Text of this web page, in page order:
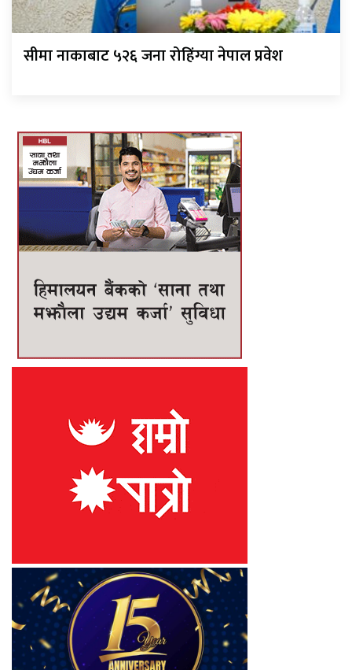
सीमा नाकाबाट ५२६ जना रोहिंग्या नेपाल प्रवेश